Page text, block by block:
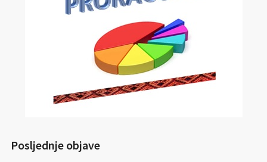
Posljednje objave